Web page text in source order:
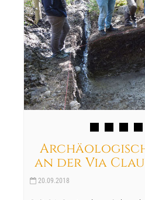
an der Via
20.09.2018